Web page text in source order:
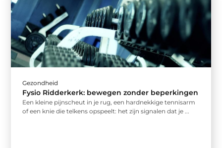
Gezondheid
Fysio Ridderkerk: bewegen zonder beperkingen
Een kleine pijnscheut in je rug, een hardnekkige tennisarm
of een knie die telkens opspeelt: het zijn signalen dat je ...